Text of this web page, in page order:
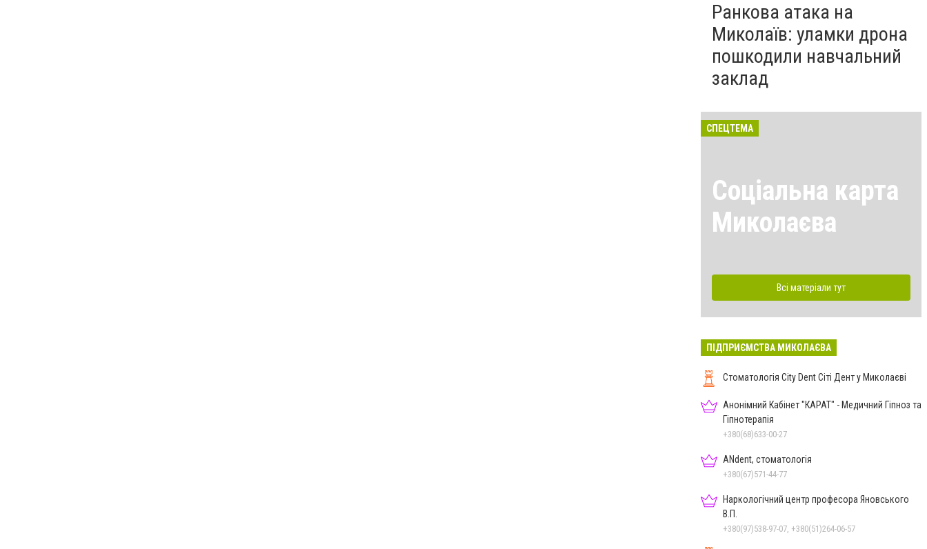
Ранкова атака на
Миколаїв: уламки дрона
пошкодили навчальний
заклад
СПЕЦТЕМА
Соціальна карта
Миколаєва
Всі матеріали тут
ПІДПРИЄМСТВА МИКОЛАЄВА
Стоматологія City Dent Сіті Дент у Миколаєві
Анонімний Кабінет "КАРАТ" - Медичний Гіпноз та
Гіпнотерапія
+380(68)633-00-27
ANdent, стоматологія
+380(67)571-44-77
Наркологічний центр професора Яновського
В.П.
+380(97)538-97-07, +380(51)264-06-57